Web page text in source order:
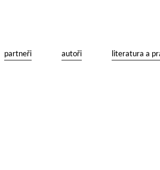
partneři autoři literatura a